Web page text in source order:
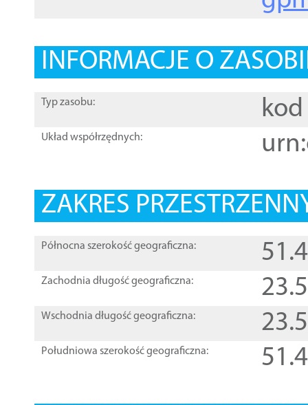
INFORMACJE O
Typ zasobu: kod
Układ współrzędnych:
ZAKRES
Północna szerokość geograficzna:
Zachodnia długość geograficzna:
Wschodnia długość geograficzna:
Południowa szerokość geograficzna: